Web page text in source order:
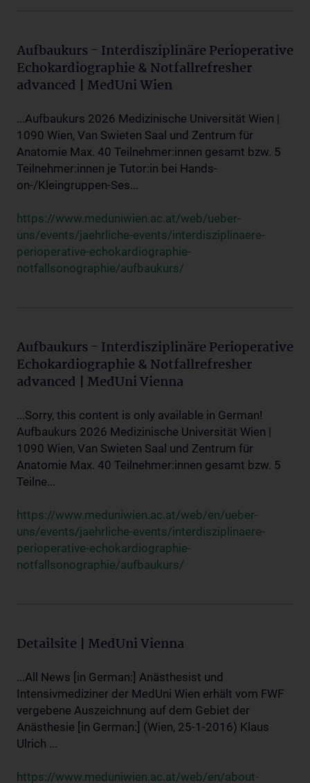
Aufbaukurs - Interdisziplinäre Perioperative
Echokardiographie & Notfallrefresher
advanced | MedUni Wien
...Aufbaukurs 2026 Medizinische Universität Wien |
1090 Wien, Van Swieten Saal und Zentrum für
Anatomie Max. 40 Teilnehmer:innen gesamt bzw. 5
Teilnehmer:innen je Tutor:in bei Hands-
on-/Kleingruppen-Ses...
https://www.meduniwien.ac.at/web/ueber-
uns/events/jaehrliche-events/interdisziplinaere-
perioperative-echokardiographie-
notfallsonographie/aufbaukurs/
Aufbaukurs - Interdisziplinäre Perioperative
Echokardiographie & Notfallrefresher
advanced | MedUni Vienna
...Sorry, this content is only available in German!
Aufbaukurs 2026 Medizinische Universität Wien |
1090 Wien, Van Swieten Saal und Zentrum für
Anatomie Max. 40 Teilnehmer:innen gesamt bzw. 5
Teilne...
https://www.meduniwien.ac.at/web/en/ueber-
uns/events/jaehrliche-events/interdisziplinaere-
perioperative-echokardiographie-
notfallsonographie/aufbaukurs/
Detailsite | MedUni Vienna
...All News [in German:] Anästhesist und
Intensivmediziner der MedUni Wien erhält vom FWF
vergebene Auszeichnung auf dem Gebiet der
Anästhesie [in German:] (Wien, 25-1-2016) Klaus
Ulrich ...
https://www.meduniwien.ac.at/web/en/about-